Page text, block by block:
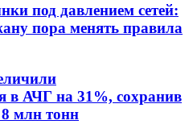
под давлением сетей:
пора менять правила
в АЧГ на 31%, сохранив
млн тонн